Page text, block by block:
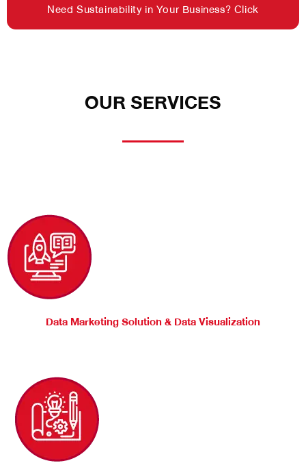
Need Sustainability in Your Business? Click
OUR SERVICES
Data Marketing Solution & Data Visualization